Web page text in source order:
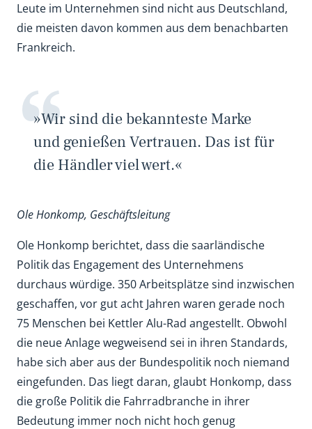
Leute im Unternehmen sind nicht aus Deutschland,
die meisten davon kommen aus dem benachbarten
Frankreich.
»Wir sind die bekannteste Marke
und genießen Vertrauen. Das ist für
die Händler viel wert.«
Ole Honkomp, Geschäftsleitung
Ole Honkomp berichtet, dass die saarländische
Politik das Engagement des Unternehmens
durchaus würdige. 350 Arbeitsplätze sind inzwischen
geschaffen, vor gut acht Jahren waren gerade noch
75 Menschen bei Kettler Alu-Rad angestellt. Obwohl
die neue Anlage wegweisend sei in ihren Standards,
habe sich aber aus der Bundespolitik noch niemand
eingefunden. Das liegt daran, glaubt Honkomp, dass
die große Politik die Fahrradbranche in ihrer
Bedeutung immer noch nicht hoch genug